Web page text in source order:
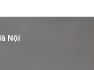
Nội